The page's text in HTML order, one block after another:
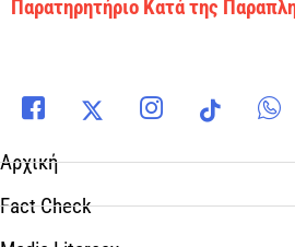
Παρατηρητήριο Κατά της
Αρχική
Fact Check